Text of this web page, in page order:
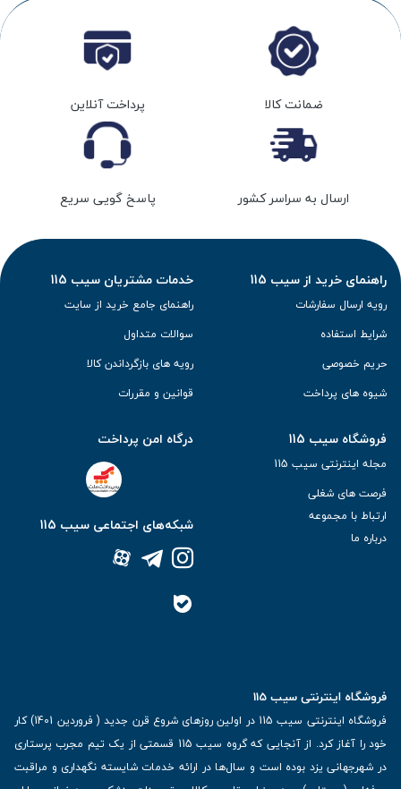
ضمانت کالا پرداخت آنلاین
ارسال به سراسر کشور پاسخ گویی سریع
راهنمای خرید از سیب 115
رویه ارسال سفارشات
شرایط استفاده
حریم خصوصی
شیوه های پرداخت
خدمات مشتریان سیب 115
راهنمای جامع خرید از سایت
سوالات متداول
رویه های بازگرداندن کالا
قوانین و مقررات
فروشگاه سیب 115
مجله اینترنتی سیب 115
فرصت های شغلی
ارتباط با مجموعه
درباره ما
درگاه امن پرداخت
شبکه‌های اجتماعی سیب 115
فروشگاه اینترنتی سیب 115
فروشگاه اینترنتی سیب 115 در اولین روزهای شروع قرن جدید ( فروردین 1401) کار
خود را آغاز کرد. از آنجایی که گروه سیب 115 قسمتی از یک تیم مجرب پرستاری
در شهرجهانی یزد بوده است و سال‌ها در ارائه خدمات شایسته نگهداری و مراقبت